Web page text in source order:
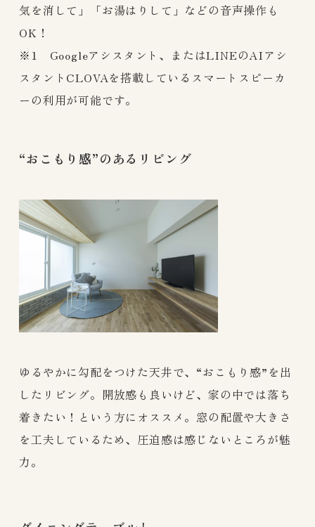
気を消して」「お湯はりして」などの音声操作も
OK！
※1 Googleアシスタント、またはLINEのAIアシ
スタントCLOVAを搭載しているスマートスピーカ
ーの利用が可能です。
“おこもり感”のあるリビング
ゆるやかに勾配をつけた天井で、“おこもり感”を出
したリビング。開放感も良いけど、家の中では落ち
着きたい！という方にオススメ。窓の配置や大きさ
を工夫しているため、圧迫感は感じないところが魅
力。